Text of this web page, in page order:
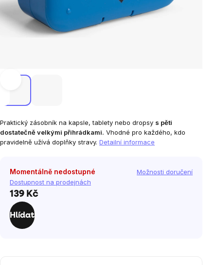
Praktický zásobník na kapsle, tablety nebo dropsy s pěti
dostatečně velkými přihrádkami. Vhodné pro každého, kdo
pravidelně užívá doplňky stravy. Detailní informace
Momentálně nedostupné
Dostupnost na prodejnách
Možnosti doručení
139 Kč
Hlídat